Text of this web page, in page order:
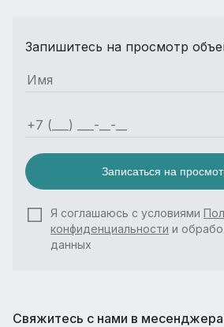
Запишитесь на просмотр
Записаться на
Я соглашаюсь с условиями
конфиденциальности и
данных
Свяжитесь с нами в